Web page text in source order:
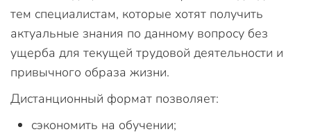
тем специалистам, которые хотят получить
актуальные знания по данному вопросу без
ущерба для текущей трудовой деятельности и
привычного образа жизни.
Дистанционный формат позволяет:
сэкономить на обучении;